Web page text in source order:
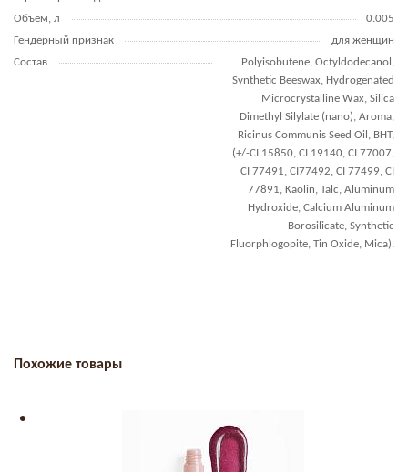
Объем, л
0.005
Гендерный признак
для женщин
Состав
Polyisobutene, Octyldodecanol,
Synthetic Beeswax, Hydrogenated
Microcrystalline Wax, Silica
Dimethyl Silylate (nano), Aroma,
Ricinus Communis Seed Oil, BHT,
(+/-CI 15850, CI 19140, CI 77007,
CI 77491, CI77492, CI 77499, CI
77891, Kaolin, Talc, Aluminum
Hydroxide, Calcium Aluminum
Borosilicate, Synthetic
Fluorphlogopite, Tin Oxide, Mica).
Похожие товары